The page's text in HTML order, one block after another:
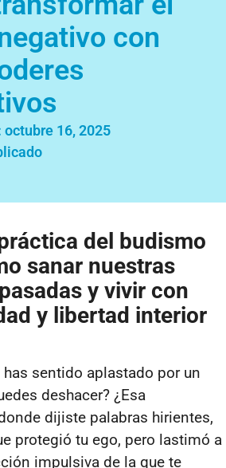
con
octubre 16, 2025
del budismo
sanar nuestras
y vivir con
y libertad interior
has sentido aplastado por un
deshacer? ¿Esa
dijiste palabras hirientes,
protegió tu ego, pero lastimó a
impulsiva de la que te